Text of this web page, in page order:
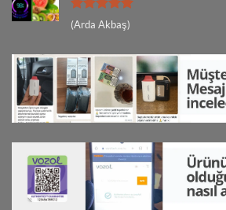
5 üzerinden
5
(Arda Akbaş)